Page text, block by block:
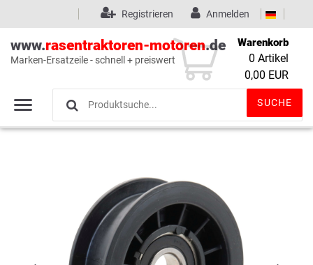
Wunschliste (0)
Anmelden
Registrieren
www.rasentraktoren-motoren.de
Marken-Ersatzeile - schnell + preiswert
SUCHE
Warenkorb
0 Artikel
0,00 EUR